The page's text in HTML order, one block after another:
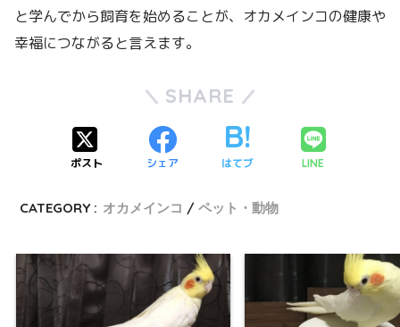
と学んでから飼育を始めることが、オカメインコの健康や
幸福につながると言えます。
SHARE
ポスト シェア はてブ LINE
CATEGORY : オカメインコ ペット・動物